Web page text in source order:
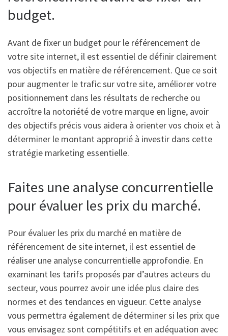
budget.
Avant de fixer un budget pour le référencement de
votre site internet, il est essentiel de définir clairement
vos objectifs en matière de référencement. Que ce soit
pour augmenter le trafic sur votre site, améliorer votre
positionnement dans les résultats de recherche ou
accroître la notoriété de votre marque en ligne, avoir
des objectifs précis vous aidera à orienter vos choix et à
déterminer le montant approprié à investir dans cette
stratégie marketing essentielle.
Faites une analyse concurrentielle
pour évaluer les prix du marché.
Pour évaluer les prix du marché en matière de
référencement de site internet, il est essentiel de
réaliser une analyse concurrentielle approfondie. En
examinant les tarifs proposés par d’autres acteurs du
secteur, vous pourrez avoir une idée plus claire des
normes et des tendances en vigueur. Cette analyse
vous permettra également de déterminer si les prix que
vous envisagez sont compétitifs et en adéquation avec